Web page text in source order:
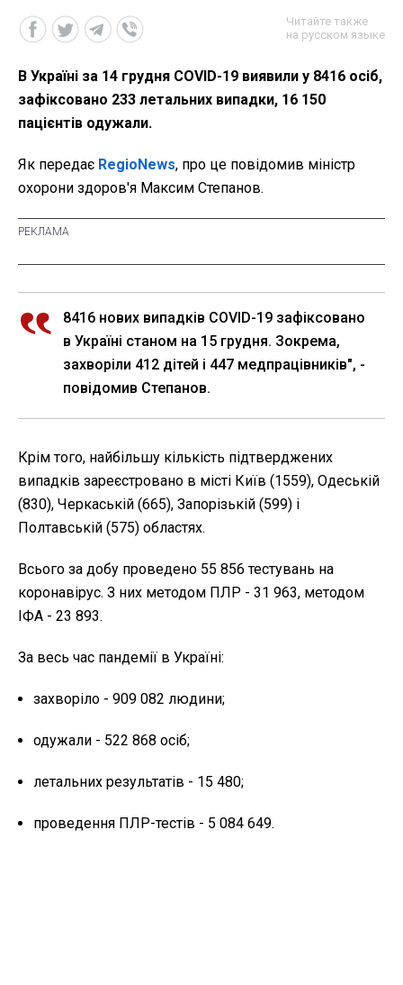
Читайте также
на русском языке
В Україні за 14 грудня COVID-19 виявили у 8416 осіб,
зафіксовано 233 летальних випадки, 16 150
пацієнтів одужали.
Як передає RegioNews, про це повідомив міністр
охорони здоров'я Максим Степанов.
8416 нових випадків COVID-19 зафіксовано
в Україні станом на 15 грудня. Зокрема,
захворіли 412 дітей і 447 медпрацівників", -
повідомив Степанов.
Крім того, найбільшу кількість підтверджених
випадків зареєстровано в місті Київ (1559), Одеській
(830), Черкаській (665), Запорізькій (599) і
Полтавській (575) областях.
Всього за добу проведено 55 856 тестувань на
коронавірус. З них методом ПЛР - 31 963, методом
ІФА - 23 893.
За весь час пандемії в Україні:
захворіло - 909 082 людини;
одужали - 522 868 осіб;
летальних результатів - 15 480;
проведення ПЛР-тестів - 5 084 649.